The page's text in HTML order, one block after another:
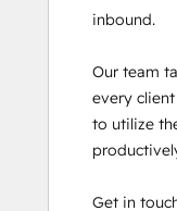
inbound.
Our team
every
to utilize
Get in